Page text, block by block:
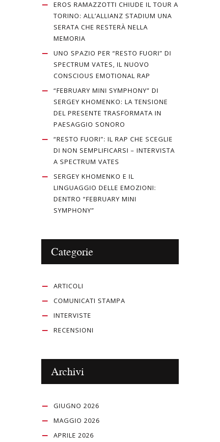
EROS RAMAZZOTTI CHIUDE IL TOUR A
TORINO: ALL’ALLIANZ STADIUM UNA
SERATA CHE RESTERÀ NELLA
MEMORIA
UNO SPAZIO PER “RESTO FUORI” DI
SPECTRUM VATES, IL NUOVO
CONSCIOUS EMOTIONAL RAP
“FEBRUARY MINI SYMPHONY” DI
SERGEY KHOMENKO: LA TENSIONE
DEL PRESENTE TRASFORMATA IN
PAESAGGIO SONORO
“RESTO FUORI”: IL RAP CHE SCEGLIE
DI NON SEMPLIFICARSI – INTERVISTA
A SPECTRUM VATES
SERGEY KHOMENKO E IL
LINGUAGGIO DELLE EMOZIONI:
DENTRO “FEBRUARY MINI
SYMPHONY”
Categorie
ARTICOLI
COMUNICATI STAMPA
INTERVISTE
RECENSIONI
Archivi
GIUGNO 2026
MAGGIO 2026
APRILE 2026